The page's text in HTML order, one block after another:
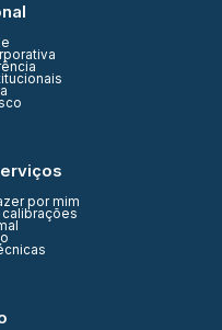
por mim
calibrações